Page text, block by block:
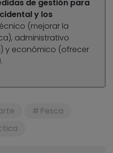
de gestión para
y los
(mejorar la
administrativo
y económico (ofrecer
Pesca